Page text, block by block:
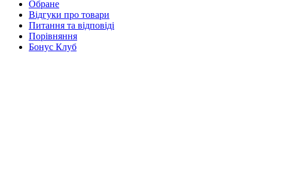
Обране
Відгуки про товари
Питання та відповіді
Порівняння
Бонус Клуб